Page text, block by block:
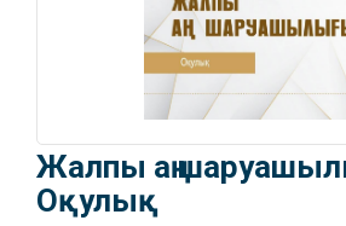
Жалпы аң
Оқулық